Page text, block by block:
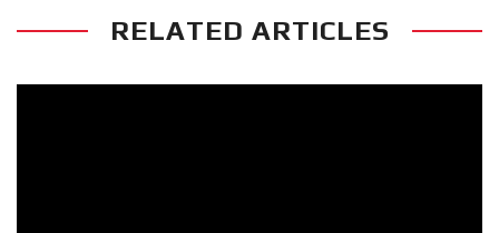
RELATED ARTICLES